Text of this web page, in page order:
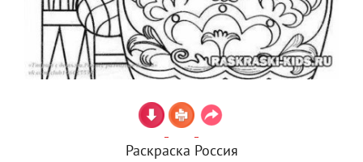
Раскраска Россия